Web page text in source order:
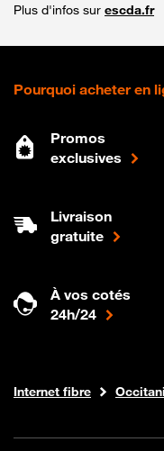
Plus d'infos sur escda.fr
Pourquoi acheter en
Promos
exclusives
Livraison
gratuite
À vos cotés
24h/24
Boutique Orange
Internet fibre